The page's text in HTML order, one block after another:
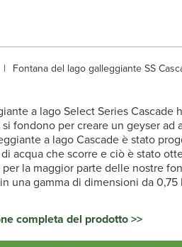
| Fontana del lago galleggiante SS
a lago Select Series Cascade
fondono per creare un geyser
a lago Cascade è stato
acqua che scorre e ciò è stato
la maggior parte delle nostre
una gamma di dimensioni da 0,75
completa del prodotto >>